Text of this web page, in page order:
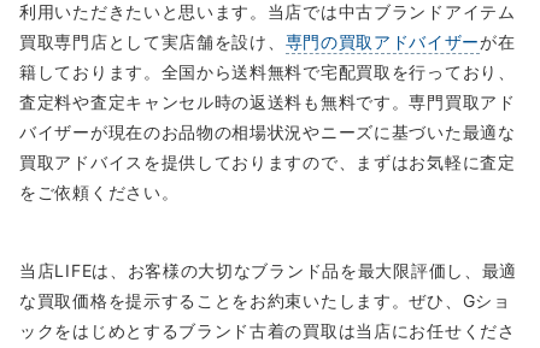
利用いただきたいと思います。当店では中古ブランドアイテム
買取専門店として実店舗を設け、 専門の買取アドバイザーが在
籍しております。全国から送料無料で宅配買取を行っており、
査定料や査定キャンセル時の返送料も無料です。専門買取アド
バイザーが現在のお品物の相場状況やニーズに基づいた最適な
買取アドバイスを提供しておりますので、まずはお気軽に査定
をご依頼ください。
当店LIFEは、お客様の大切なブランド品を最大限評価し、最適
な買取価格を提示することをお約束いたします。ぜひ、Gショ
ックをはじめとするブランド古着の買取は当店にお任せくださ